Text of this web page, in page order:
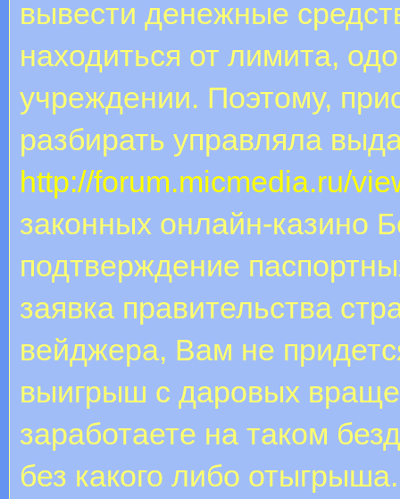
вывести денежные
находиться от лимита,
учреждении. Поэтому,
разбирать управляла
http://forum.micmedia.ru/
законных онлайн-казино
подтверждение
заявка правительства
вейджера, Вам не
выигрыш с даровых
заработаете на таком
без какого либо